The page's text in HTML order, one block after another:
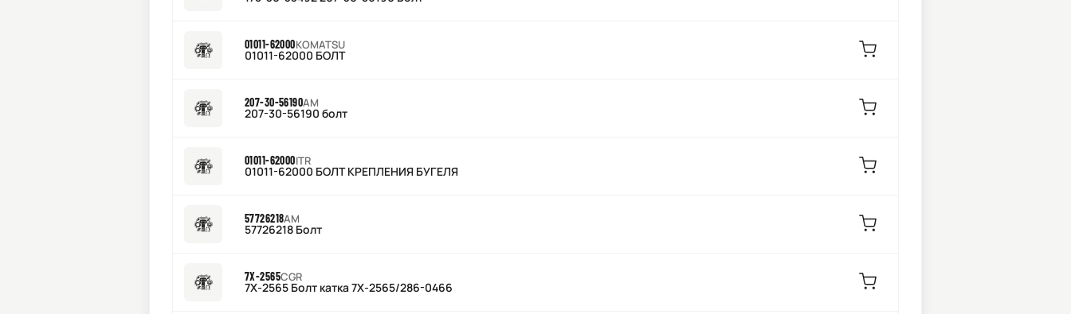
01011-62000KOMATSU
01011-62000 БОЛТ
207-30-56190AM
207-30-56190 болт
01011-62000ITR
01011-62000 БОЛТ КРЕПЛЕНИЯ БУГЕЛЯ
57726218AM
57726218 Болт
7X-2565CGR
7X-2565 Болт катка 7Х-2565/286-0466